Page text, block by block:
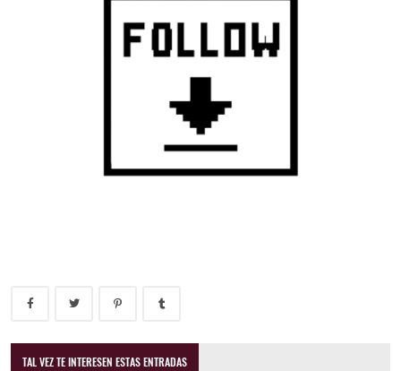
TAL VEZ TE INTERESEN ESTAS ENTRADAS